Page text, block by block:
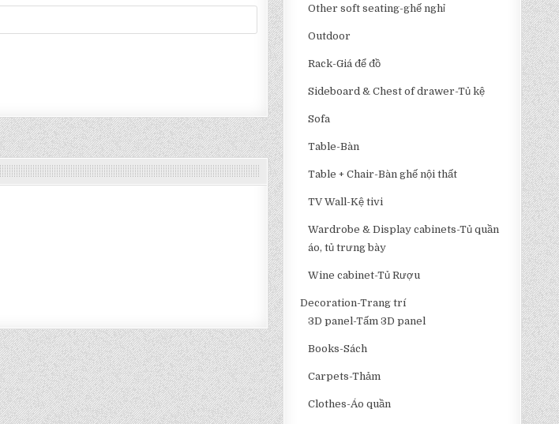
Other soft seating-ghế nghỉ
Outdoor
Rack-Giá để đồ
Sideboard & Chest of drawer-Tủ kệ
Sofa
Table-Bàn
Table + Chair-Bàn ghế nội thất
TV Wall-Kệ tivi
Wardrobe & Display cabinets-Tủ quần
áo, tủ trưng bày
Wine cabinet-Tủ Rượu
Decoration-Trang trí
3D panel-Tấm 3D panel
Books-Sách
Carpets-Thảm
Clothes-Áo quần